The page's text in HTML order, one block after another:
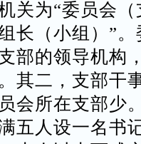
关为“委员会
（小组）”。
部的领导机构
其二，支部干
会所在支部少
五人设一名书